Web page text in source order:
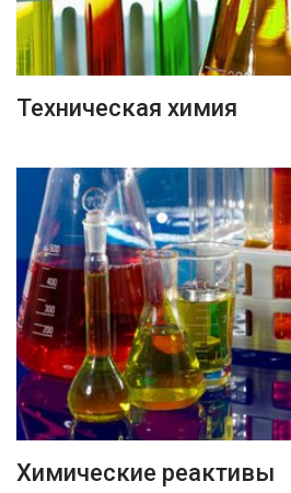
ПОДРОБНЕЕ
Техническая химия
ПОДРОБНЕЕ
Химические реактивы